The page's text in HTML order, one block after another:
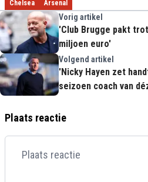
Chelsea Arsenal
Vorig artikel
'Club Brugge pakt
miljoen euro'
Volgend artikel
'Nicky Hayen zet
seizoen coach van
Plaats reactie